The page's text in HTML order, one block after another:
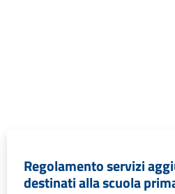
Regolamento servizi
destinati alla scuola